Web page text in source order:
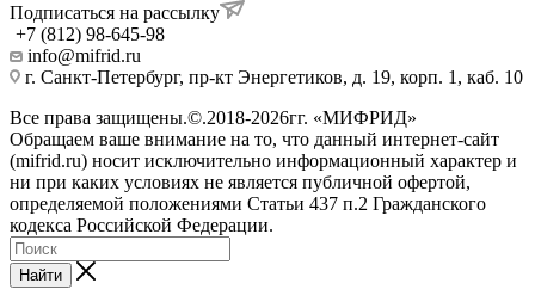
Подписаться на рассылку
+7 (812) 98-645-98
info@mifrid.ru
г. Санкт-Петербург, пр-кт Энергетиков, д. 19, корп. 1, каб. 10
Все права защищены.©.2018-2026гг. «МИФРИД»
Обращаем ваше внимание на то, что данный интернет-сайт
(mifrid.ru) носит исключительно информационный характер и
ни при каких условиях не является публичной офертой,
определяемой положениями Статьи 437 п.2 Гражданского
кодекса Российской Федерации.
Найти